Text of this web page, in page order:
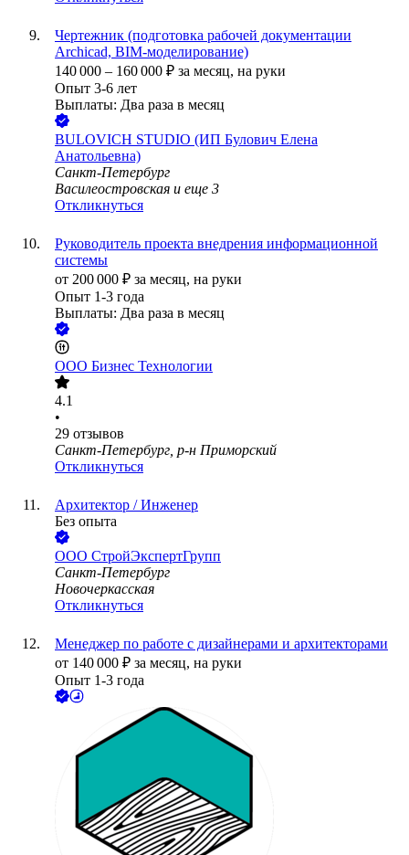
Чертежник (подготовка рабочей документации
Аrchicad, BIM-моделирование)
140 000 – 160 000 ₽ за месяц, на руки
Опыт 3-6 лет
Выплаты: Два раза в месяц
BULOVICH STUDIO (ИП Булович Елена
Анатольевна)
Санкт-Петербург
Василеостровская и еще 3
Откликнуться
Руководитель проекта внедрения информационной
системы
от 200 000 ₽ за месяц, на руки
Опыт 1-3 года
Выплаты: Два раза в месяц
ООО Бизнес Технологии
4.1
•
29 отзывов
Санкт-Петербург, р-н Приморский
Откликнуться
Архитектор / Инженер
Без опыта
ООО СтройЭкспертГрупп
Санкт-Петербург
Новочеркасская
Откликнуться
Менеджер по работе с дизайнерами и архитекторами
от 140 000 ₽ за месяц, на руки
Опыт 1-3 года